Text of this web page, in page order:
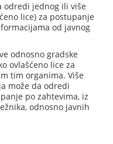
odredi jednog ili više
lice) za postupanje
od javnog
odnosno gradske
ovlašćeno lice za
tim organima. Više
može da odredi
po zahtevima, iz
odnosno javnih